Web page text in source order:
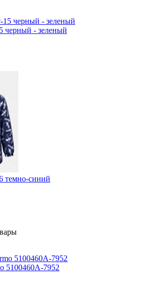
черный - зеленый
темно-синий
5100460A-7952